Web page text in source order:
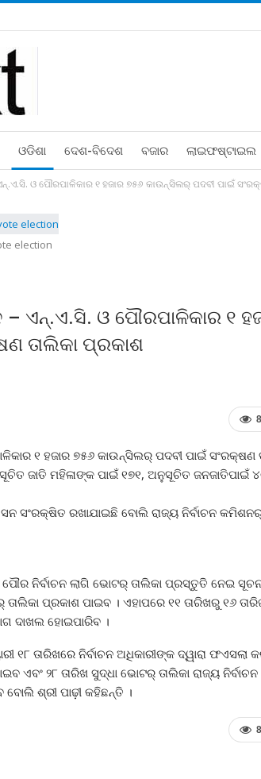
ଓଡିଶା ଦେଶ-ବିଦେଶ ବଜାର ଲାଇଫଷ୍ଟାଇଲ
ଓ ପୌରପାଳିକାର ୧ ହଜାର ୭୫୬ କାଉନ୍‍ସିଲର୍‍ ପଦବୀ ପାଇଁ
election
ଏନ୍‍.ଏ.ସି. ଓ ପୌରପାଳିକାର ୧
ତାଲିକା ପ୍ରକାଶ
୧ ହଜାର ୭୫୬ କାଉନ୍‍ସିଲର୍‍ ପଦବୀ ପାଇଁ ସଂରକ୍ଷଣ
ଜାତି ମହିଳାଙ୍କ ପାଇଁ ୧୭୧, ଅନୁସୂଚିତ ଜନଜାତିପାଇଁ
ସଂରକ୍ଷିତ ରଖାଯାଇଛି ବୋଲି ରାଜ୍ୟ ନିର୍ବାଚନ
ନିର୍ବାଚନ ଲାଗି ଭୋଟର୍‍ ତାଲିକା ପ୍ରସ୍ତୁତି ନେଇ
ପ୍ରକାଶ ପାଇବ । ଏହାପରେ ୧୧ ତାରିଖରୁ ୧୬
ଦାଖଲ ହୋଇପାରିବ ।
ତାରିଖରେ ନିର୍ବାଚନ ଅଧିକାରୀଙ୍କ ଦ୍ୱାରା ଫଏସଲା
ଏବଂ ୨୮ ତାରିଖ ସୁଦ୍ଧା ଭୋଟର୍‍ ତାଲିକା ରାଜ୍ୟ
ବୋଲି ଶ୍ରୀ ପାଢ଼ୀ କହିଛନ୍ତି ।